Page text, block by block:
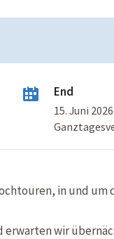
End
15. Juni 2026
in und
wir